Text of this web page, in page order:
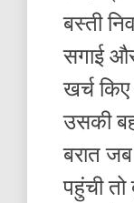
बस्ती
सगाई
खर्च
उसकी
बरात
पहुंची